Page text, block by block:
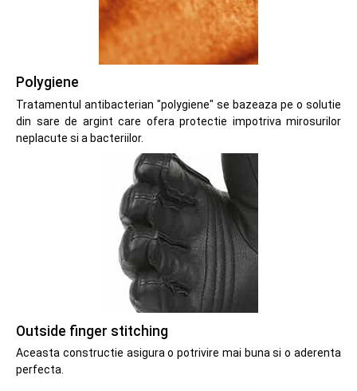
Polygiene
Tratamentul antibacterian "polygiene" se bazeaza pe o solutie
din sare de argint care ofera protectie impotriva mirosurilor
neplacute si a bacteriilor.
Outside finger stitching
Aceasta constructie asigura o potrivire mai buna si o aderenta
perfecta.